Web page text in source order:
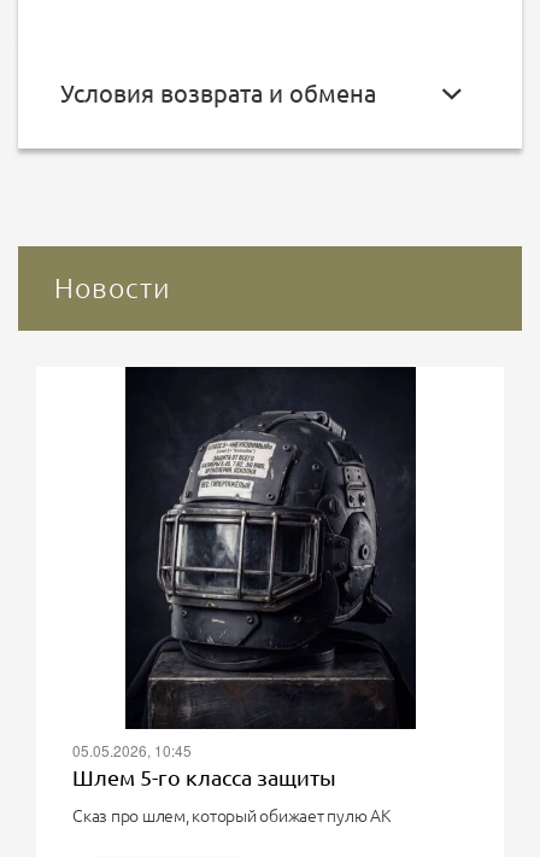
Условия возврата и обмена
Новости
05.05.2026, 10:45
Шлем 5-го класса защиты
Сказ про шлем, который обижает пулю АК